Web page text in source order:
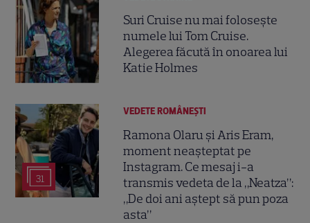
Suri Cruise nu mai folosește
numele lui Tom Cruise.
Alegerea făcută în onoarea lui
Katie Holmes
31
VEDETE ROMÂNEŞTI
Ramona Olaru și Aris Eram,
moment neașteptat pe
Instagram. Ce mesaj i-a
transmis vedeta de la „Neatza”:
„De doi ani aștept să pun poza
asta”